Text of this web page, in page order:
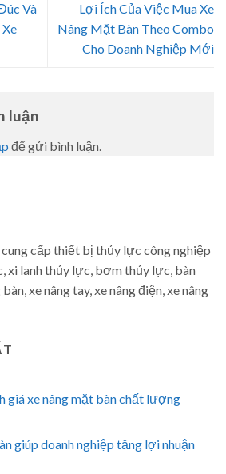
Và
Lợi Ích Của Việc Mua Xe
Nâng Mặt Bàn Theo Combo
Cho Doanh Nghiệp Mới
luận
để gửi bình luận.
cấp thiết bị thủy lực công nghiệp
xi lanh thủy lực, bơm thủy lực, bàn
xe nâng tay, xe nâng điện, xe nâng
giá xe nâng mặt bàn chất lượng
giúp doanh nghiệp tăng lợi nhuận